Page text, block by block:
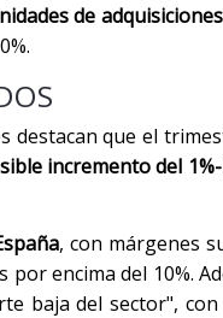
de adquisiciones
destacan que el
incremento del
, con márgenes
encima del 10%.
baja del sector", con